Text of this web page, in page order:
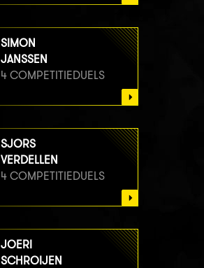
SIMON
JANSSEN
4 COMPETITIEDUELS
SJORS
VERDELLEN
4 COMPETITIEDUELS
JOERI
SCHROIJEN